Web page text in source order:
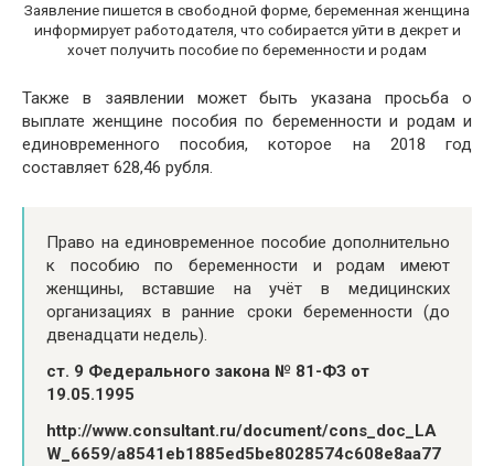
Заявление пишется в свободной форме, беременная женщина
информирует работодателя, что собирается уйти в декрет и
хочет получить пособие по беременности и родам
Также в заявлении может быть указана просьба о
выплате женщине пособия по беременности и родам и
единовременного пособия, которое на 2018 год
составляет 628,46 рубля.
Право на единовременное пособие дополнительно
к пособию по беременности и родам имеют
женщины, вставшие на учёт в медицинских
организациях в ранние сроки беременности (до
двенадцати недель).
ст. 9 Федерального закона № 81-ФЗ от
19.05.1995
http://www.consultant.ru/document/cons_doc_LA
W_6659/a8541eb1885ed5be8028574c608e8aa77